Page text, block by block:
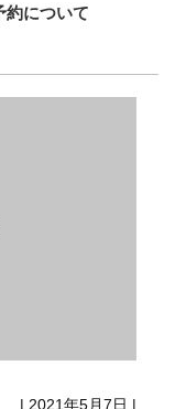
について
| 2021年5月7日 |